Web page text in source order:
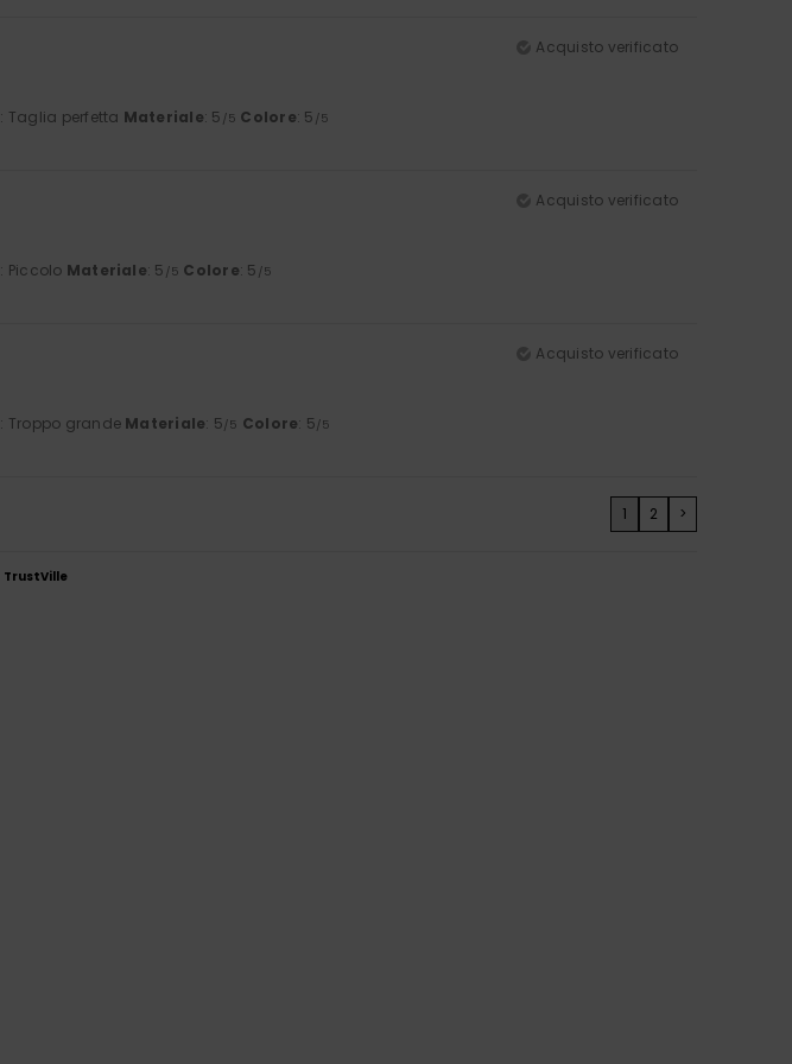
Acquisto verificato
: Taglia perfetta Materiale: 5 /5 Colore: 5 /5
Acquisto verificato
: Piccolo Materiale: 5 /5 Colore: 5 /5
Acquisto verificato
: Troppo grande Materiale: 5/5 Colore: 5/5
1 2 >
TrustVille